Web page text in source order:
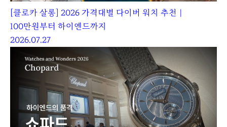
[클로카 살롱] 2026 가격대별 다이버 워치 추천｜
100만원부터 하이엔드까지
2026.07.27